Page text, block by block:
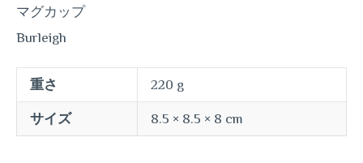
マグカップ
Burleigh
重さ 220 g
サイズ 8.5 × 8.5 × 8 cm